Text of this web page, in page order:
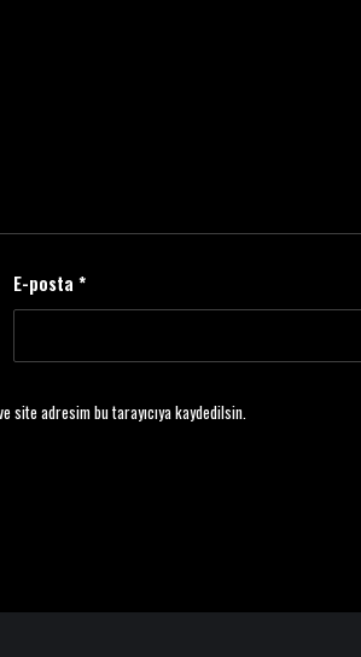
E-posta *
site adresim bu tarayıcıya kaydedilsin.